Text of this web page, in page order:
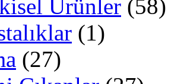
Ürünler (58)
(1)
(27)